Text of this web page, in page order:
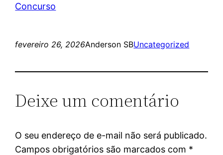
Concurso
fevereiro 26, 2026Anderson SBUncategorized
Deixe um comentário
O seu endereço de e-mail não será publicado.
Campos obrigatórios são marcados com *